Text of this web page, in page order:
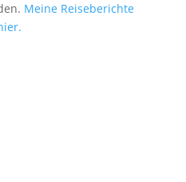
Meine Reiseberichte